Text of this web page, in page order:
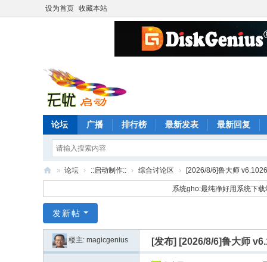
设为首页 收藏本站
论坛 广播 排行榜 最新发表 最新回复
忧
启
论
» 论坛 › ::启动制作:: › 综合讨论区 › [2026/8/6]鲁大师
系统gho:最纯净好用系统下载
发新帖
楼主: magicgenius [发布] [2026/8/6]鲁大师